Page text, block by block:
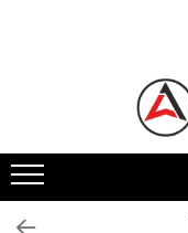
ALFA ROMEO